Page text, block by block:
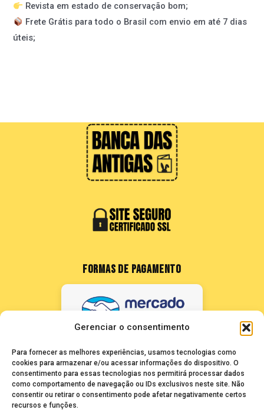
Gerenciar o consentimento
Para fornecer as melhores experiências, usamos tecnologias como
cookies para armazenar e/ou acessar informações do dispositivo. O
consentimento para essas tecnologias nos permitirá processar dados
como comportamento de navegação ou IDs exclusivos neste site. Não
consentir ou retirar o consentimento pode afetar negativamente certos
recursos e funções.
Revista em estado de conservação bom;
Frete Grátis para todo o Brasil com envio em até 7 dias
úteis;
FORMAS DE PAGAMENTO
FALE CONOSCO